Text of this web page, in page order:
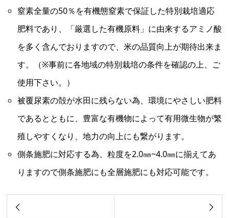
窒素全量の50％を有機態窒素で保証した特別栽培適応
肥料であり、「厳選した有機原料」に由来するアミノ酸
を多く含んでおりますので、米の品質向上が期待出来ま
す。（※事前に各地域の特別栽培の条件を確認の上、ご
使用下さい。）
被覆尿素の殻が水田に残らない為、環境にやさしい肥料
であるとともに、豊富な有機物によって有用微生物が繁
殖しやすくなり、地力の向上にも繋がります。
側条施肥に対応する為、粒度を2.0㎜~4.0㎜に揃えてあ
りますので側条施肥にも全層施肥にも対応可能です。